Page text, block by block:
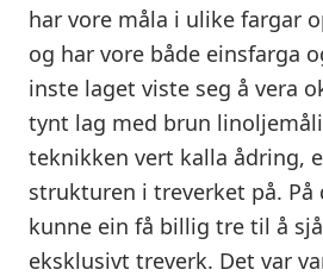
har vore måla i ulike fargar
og har vore både einsfarga
inste laget viste seg å vera
tynt lag med brun
teknikken vert kalla ådring,
strukturen i treverket på. På
kunne ein få billig tre til å
eksklusivt treverk. Det var